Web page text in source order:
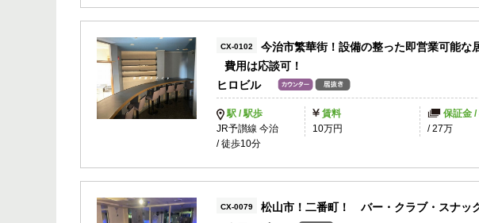
CX-0102
今治市繁華街！設備の整った即営業可能な
費用は応談可！
ヒロビル
駅 / 駅歩
JR予讃線 今治
/ 徒歩10分
賃料
10万円
保証金 /
/27万
CX-0079
松山市！二番町！ バー・クラブ・スナッ